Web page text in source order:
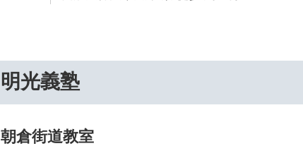
明光義塾
朝倉街道教室